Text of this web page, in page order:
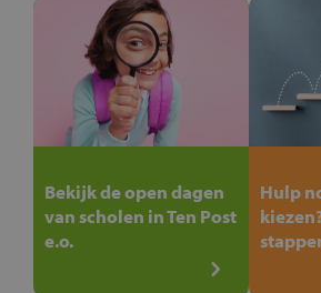
Bekijk de open dagen
van scholen in Ten Post
e.o.
Hulp